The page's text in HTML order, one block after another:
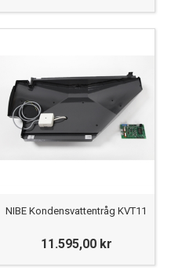
NIBE Kondensvattentråg KVT11
11.595,00 kr